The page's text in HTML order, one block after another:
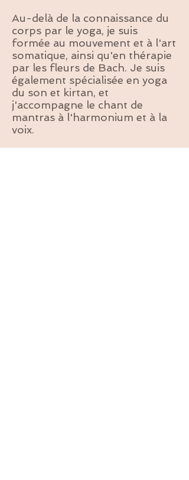
Au-delà de la connaissance du
corps par le yoga, je suis
formée au mouvement et à l'art
somatique, ainsi qu'en thérapie
par les fleurs de Bach. Je suis
également spécialisée en yoga
du son et kirtan, et
j'accompagne le chant de
mantras à l'harmonium et à la
voix.